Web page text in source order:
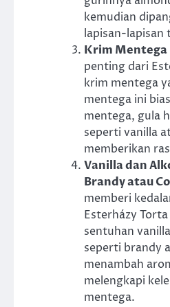
kemudian
lapisan-lapisan
Krim Mentega
penting dari
krim mentega
mentega ini
mentega, gula
seperti vanilla
memberikan
Vanilla dan
Brandy atau
memberi
Esterházy
sentuhan
seperti brandy
menambah
melengkapi
mentega.